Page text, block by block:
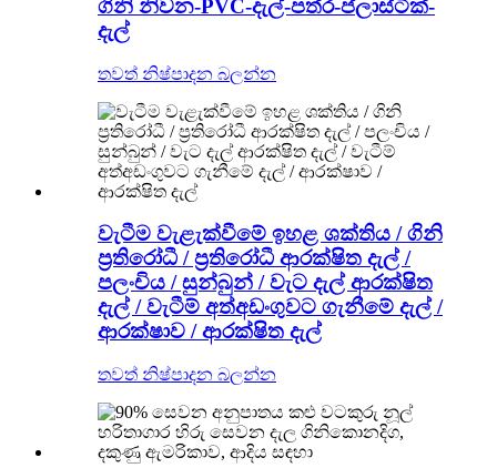
ගිනි නිවන-PVC-දැල්-පත්ර-ප්ලාස්ටික්-
දැල්
තවත් නිෂ්පාදන බලන්න
වැටීම වැළැක්වීමේ ඉහළ ශක්තිය / ගිනි
ප්‍රතිරෝධී / ප්‍රතිරෝධී ආරක්ෂිත දැල් /
පලංචිය / සුන්බුන් / වැට දැල් ආරක්ෂිත
දැල් / වැටීම් අත්අඩංගුවට ගැනීමේ දැල් /
ආරක්ෂාව / ආරක්ෂිත දැල්
තවත් නිෂ්පාදන බලන්න